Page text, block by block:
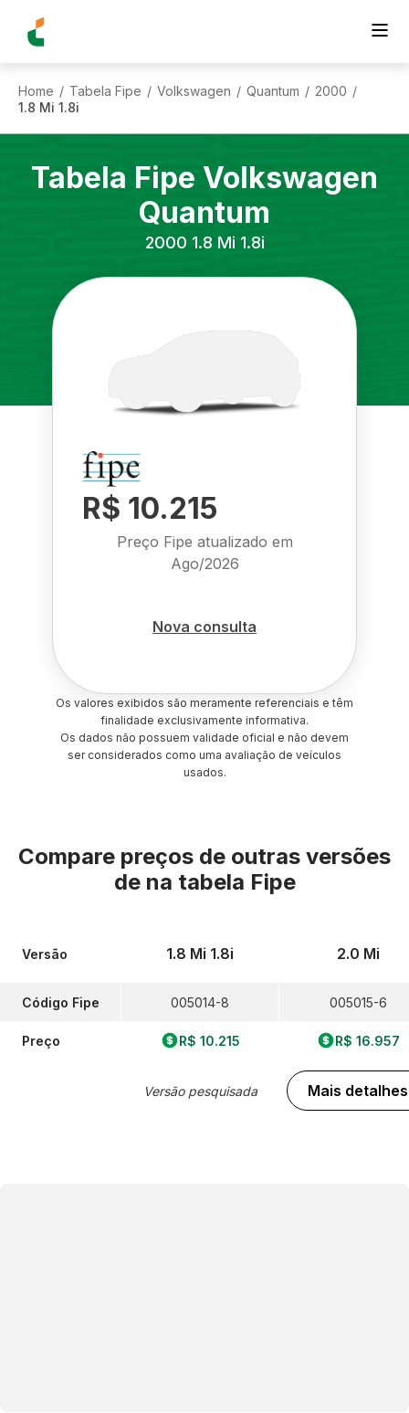
Home / Tabela Fipe / Volkswagen / Quantum / 2000 /
1.8 Mi 1.8i
Tabela Fipe Volkswagen
Quantum
2000 1.8 Mi 1.8i
R$ 10.215
Preço Fipe atualizado em
Ago/2026
Nova consulta
Os valores exibidos são meramente referenciais e têm
finalidade exclusivamente informativa.
Os dados não possuem validade oficial e não devem
ser considerados como uma avaliação de veículos
usados.
Compare preços de outras versões
de na tabela Fipe
Versão
Código Fipe
Preço
1.8 Mi 1.8i
005014-8
R$ 10.215
Versão pesquisada
2.0 Mi
005015-6
R$ 16.957
Mais detalhes